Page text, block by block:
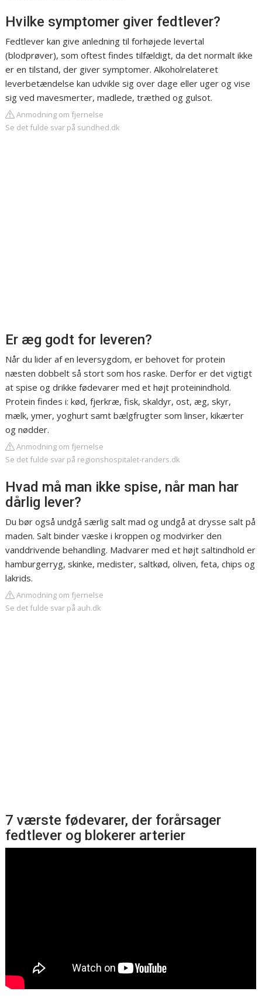
Hvilke symptomer giver fedtlever?
Fedtlever kan give anledning til forhøjede levertal
(blodprøver), som oftest findes tilfældigt, da det normalt ikke
er en tilstand, der giver symptomer. Alkoholrelateret
leverbetændelse kan udvikle sig over dage eller uger og vise
sig ved mavesmerter, madlede, træthed og gulsot.
Anmodning om fjernelse
Se det fulde svar på sundhed.dk
Er æg godt for leveren?
Når du lider af en leversygdom, er behovet for protein
næsten dobbelt så stort som hos raske. Derfor er det vigtigt
at spise og drikke fødevarer med et højt proteinindhold.
Protein findes i: kød, fjerkræ, fisk, skaldyr, ost, æg, skyr,
mælk, ymer, yoghurt samt bælgfrugter som linser, kikærter
og nødder.
Anmodning om fjernelse
Se det fulde svar på regionshospitalet-randers.dk
Hvad må man ikke spise, når man har
dårlig lever?
Du bør også undgå særlig salt mad og undgå at drysse salt på
maden. Salt binder væske i kroppen og modvirker den
vanddrivende behandling. Madvarer med et højt saltindhold er
hamburgerryg, skinke, medister, saltkød, oliven, feta, chips og
lakrids.
Anmodning om fjernelse
Se det fulde svar på auh.dk
7 værste fødevarer, der forårsager
fedtlever og blokerer arterier